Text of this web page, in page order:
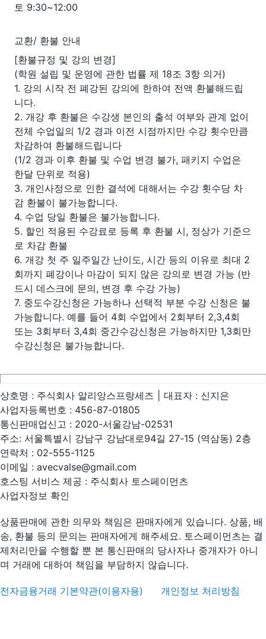
토 9:30~12:00
교환/ 환불 안내
[환불규정 및 강의 변경]
(학원 설립 및 운영에 관한 법률 제 18조 3항 의거)
1. 강의 시작 전 폐강된 강의에 한하여 전액 환불해드립
니다.
2. 개강 후 환불은 수강생 본인의 출석 여부와 관계 없이
전체 수업일의 1/2 경과 이전 시점까지만 수강 횟수만큼
차감하여 환불해드립니다
(1/2 경과 이후 환불 및 수업 변경 불가, 패키지 수업은
한달 단위로 적용)
3. 개인사정으로 인한 결석에 대해서는 수강 횟수당 차
감 환불이 불가능합니다.
4. 수업 당일 환불은 불가능합니다.
5. 할인 적용된 수강료로 등록 후 환불 시, 정상가 기준으
로 차감 환불
6. 개강 첫 주 일주일간 난이도, 시간 등의 이유로 최대 2
회까지 폐강이나 마감이 되지 않은 강의로 변경 가능 (반
드시 데스크에 문의, 변경 후 수강 가능)
7. 중도수강신청은 가능하나 선택적 부분 수강 신청은 불
가능합니다. 예를 들어 4회 수업에서 2회부터 2,3,4회
또는 3회부터 3,4회 중간수강신청은 가능하지만 1,3회만
수강신청은 불가능합니다.
상호명 : 주식회사 알리앙스프랑세즈 대표자 : 신지은
사업자등록번호 : 456-87-01805
통신판매업신고 : 2020-서울강남-02531
주소: 서울특별시 강남구 강남대로94길 27-15 (역삼동) 2층
연락처 : 02-555-1125
이메일 : avecvalse@gmail.com
호스팅 서비스 제공 : 주식회사 토스페이먼츠
사업자정보 확인
상품판매에 관한 의무와 책임은 판매자에게 있습니다. 상품, 배
송, 환불 등의 문의는 판매자에게 해주세요. 토스페이먼츠는 결
제처리만을 수행할 뿐 본 통신판매의 당사자나 중개자가 아니
며 거래에 대하여 책임을 부담하지 않습니다.
전자금융거래 기본약관(이용자용) 개인정보 처리방침